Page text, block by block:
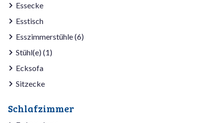
Essecke
Esstisch
Esszimmerstühle (6)
Stühl(e) (1)
Ecksofa
Sitzecke
Schlafzimmer